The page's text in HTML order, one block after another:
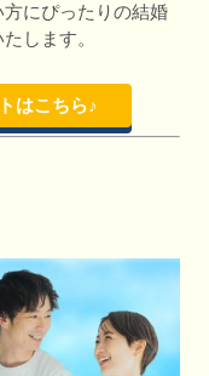
にぴったりの結婚
します。
はこちら♪